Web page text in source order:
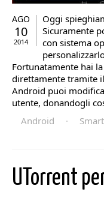
AGO
10
2014
Oggi
Sicuramente
con sistema
Fortunatamente hai
direttamente tramite
Android puoi
utente, donandogli
Android ·
UTorrent